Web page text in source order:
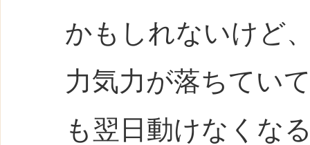
かもしれないけど
力気力が落ちてい
も翌日動けなくな